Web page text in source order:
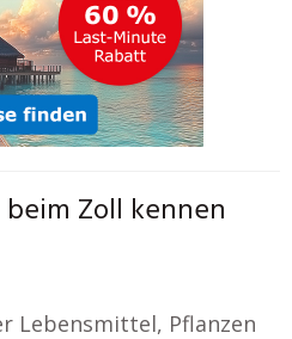
Zoll kennen
Lebensmittel, Pflanzen